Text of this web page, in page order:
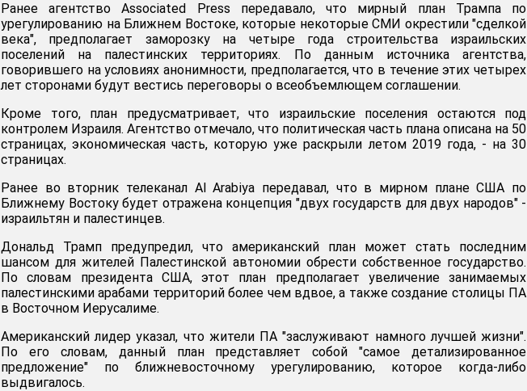
Ранее агентство Associated Press передавало, что мирный план Трампа по
урегулированию на Ближнем Востоке, которые некоторые СМИ окрестили "сделкой
века", предполагает заморозку на четыре года строительства израильских
поселений на палестинских территориях. По данным источника агентства,
говорившего на условиях анонимности, предполагается, что в течение этих четырех
лет сторонами будут вестись переговоры о всеобъемлющем соглашении.
Кроме того, план предусматривает, что израильские поселения остаются под
контролем Израиля. Агентство отмечало, что политическая часть плана описана на 50
страницах, экономическая часть, которую уже раскрыли летом 2019 года, - на 30
страницах.
Ранее во вторник телеканал Al Arabiya передавал, что в мирном плане США по
Ближнему Востоку будет отражена концепция "двух государств для двух народов" -
израильтян и палестинцев.
Дональд Трамп предупредил, что американский план может стать последним
шансом для жителей Палестинской автономии обрести собственное государство.
По словам президента США, этот план предполагает увеличение занимаемых
палестинскими арабами территорий более чем вдвое, а также создание столицы ПА
в Восточном Иерусалиме.
Американский лидер указал, что жители ПА "заслуживают намного лучшей жизни".
По его словам, данный план представляет собой "самое детализированное
предложение" по ближневосточному урегулированию, которое когда-либо
выдвигалось.